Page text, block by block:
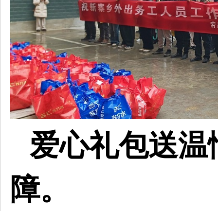
爱心礼包送温
障。